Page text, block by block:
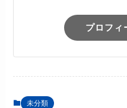
プロフィ
未分類